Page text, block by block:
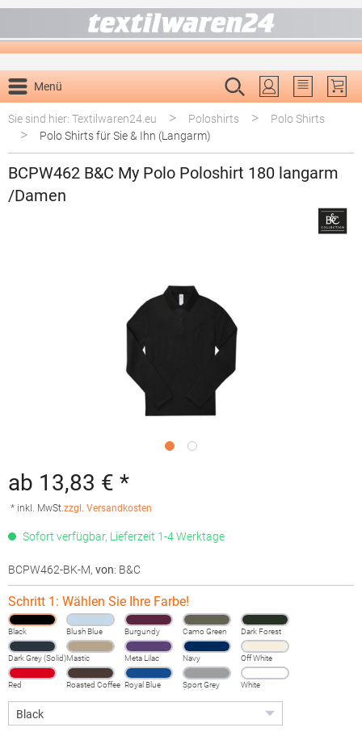
Menü
Du hast 0
Sie sind hier: Textilwaren24.eu
> Poloshirts > Polo Shirts
> Polo Shirts für Sie & Ihn (Langarm)
BCPW462 B&C My Polo Poloshirt 180 langarm
/Damen
ab 13,83 € *
* inkl. MwSt.zzgl. Versandkosten
Sofort verfügbar, Lieferzeit 1-4 Werktage
BCPW462-BK-M, von: B&C
Schritt 1: Wählen Sie Ihre Farbe!
Black Blush Blue Burgundy Camo Green Dark Forest
Dark Grey (Solid)Mastic Meta Lilac Navy Off White
Red Roasted Coffee Royal Blue
Sport Grey
(Heather)
White